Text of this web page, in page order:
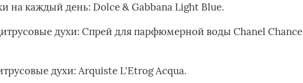
на каждый день: Dolce & Gabbana Light Blue.
духи: Спрей для парфюмерной воды Chanel Chance
духи: Arquiste L'Etrog Acqua.